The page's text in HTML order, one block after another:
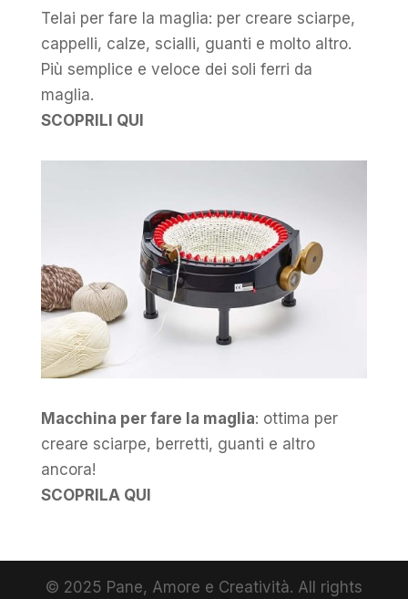
Telai per fare la maglia: per creare sciarpe,
cappelli, calze, scialli, guanti e molto altro.
Più semplice e veloce dei soli ferri da
maglia.
SCOPRILI QUI
Macchina per fare la maglia: ottima per
creare sciarpe, berretti, guanti e altro
ancora!
SCOPRILA QUI
© 2025 Pane, Amore e Creatività. All rights